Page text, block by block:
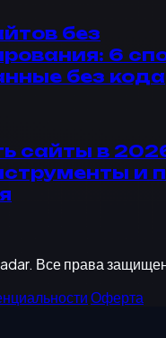
без
6
без кода
сайты в
и
Все права
Оферта